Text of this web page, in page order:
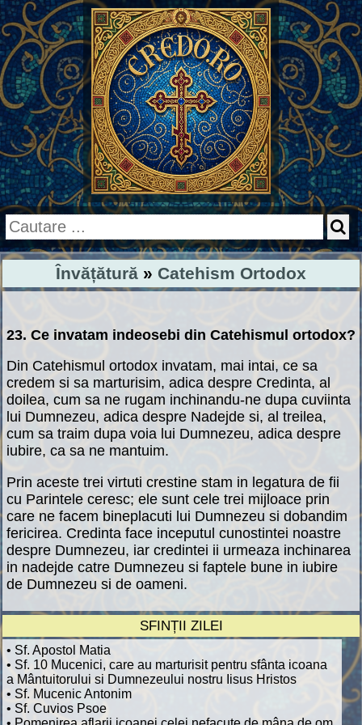
Învățătură » Catehism Ortodox
23. Ce invatam indeosebi din Catehismul ortodox?
Din Catehismul ortodox invatam, mai intai, ce sa
credem si sa marturisim, adica despre Credinta, al
doilea, cum sa ne rugam inchinandu-ne dupa cuviinta
lui Dumnezeu, adica despre Nadejde si, al treilea,
cum sa traim dupa voia lui Dumnezeu, adica despre
iubire, ca sa ne mantuim.
Prin aceste trei virtuti crestine stam in legatura de fii
cu Parintele ceresc; ele sunt cele trei mijloace prin
care ne facem bineplacuti lui Dumnezeu si dobandim
fericirea. Credinta face inceputul cunostintei noastre
despre Dumnezeu, iar credintei ii urmeaza inchinarea
in nadejde catre Dumnezeu si faptele bune in iubire
de Dumnezeu si de oameni.
SFINȚII ZILEI
• Sf. Apostol Matia
• Sf. 10 Mucenici, care au marturisit pentru sfânta icoana
a Mântuitorului si Dumnezeului nostru Iisus Hristos
• Sf. Mucenic Antonim
• Sf. Cuvios Psoe